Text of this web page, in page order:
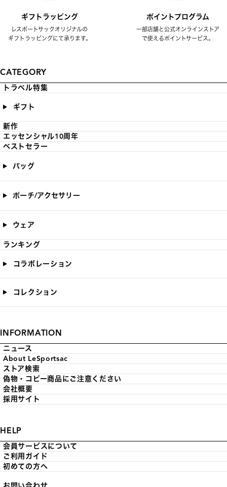
ギフトラッピング
レスポートサックオリジナルの
ギフトラッピングにて承ります。
ポイントプログラム
一部店舗と公式オンラインストア
で使えるポイントサービス。
CATEGORY
トラベル特集
ギフト
新作
エッセンシャル10周年
ベストセラー
バッグ
ポーチ/アクセサリー
ウェア
ランキング
コラボレーション
コレクション
INFORMATION
ニュース
About LeSportsac
ストア検索
偽物・コピー商品にご注意ください
会社概要
採用サイト
HELP
会員サービスについて
ご利用ガイド
初めての方へ